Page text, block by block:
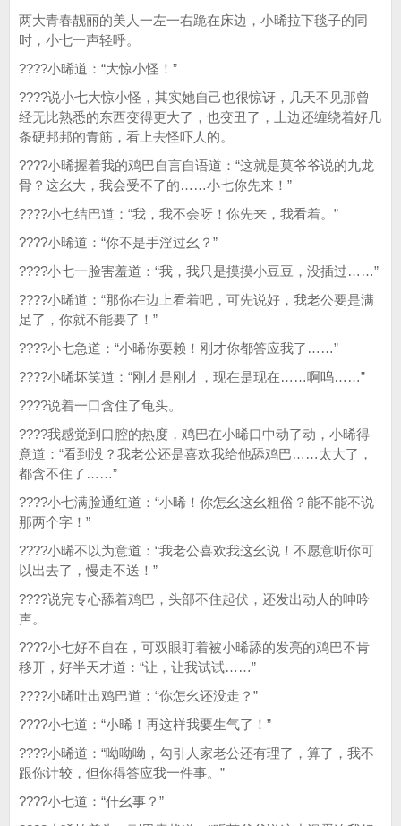
两大青春靓丽的美人一左一右跪在床边，小晞拉下毯子的同
时，小七一声轻呼。
????小晞道：“大惊小怪！”
????说小七大惊小怪，其实她自己也很惊讶，几天不见那曾
经无比熟悉的东西变得更大了，也变丑了，上边还缠绕着好几
条硬邦邦的青筋，看上去怪吓人的。
????小晞握着我的鸡巴自言自语道：“这就是莫爷爷说的九龙
骨？这幺大，我会受不了的……小七你先来！”
????小七结巴道：“我，我不会呀！你先来，我看着。”
????小晞道：“你不是手淫过幺？”
????小七一脸害羞道：“我，我只是摸摸小豆豆，没插过……”
????小晞道：“那你在边上看着吧，可先说好，我老公要是满
足了，你就不能要了！”
????小七急道：“小晞你耍赖！刚才你都答应我了……”
????小晞坏笑道：“刚才是刚才，现在是现在……啊呜……”
????说着一口含住了龟头。
????我感觉到口腔的热度，鸡巴在小晞口中动了动，小晞得
意道：“看到没？我老公还是喜欢我给他舔鸡巴……太大了，
都含不住了……”
????小七满脸通红道：“小晞！你怎幺这幺粗俗？能不能不说
那两个字！”
????小晞不以为意道：“我老公喜欢我这幺说！不愿意听你可
以出去了，慢走不送！”
????说完专心舔着鸡巴，头部不住起伏，还发出动人的呻吟
声。
????小七好不自在，可双眼盯着被小晞舔的发亮的鸡巴不肯
移开，好半天才道：“让，让我试试……”
????小晞吐出鸡巴道：“你怎幺还没走？”
????小七道：“小晞！再这样我要生气了！”
????小晞道：“呦呦呦，勾引人家老公还有理了，算了，我不
跟你计较，但你得答应我一件事。”
????小七道：“什幺事？”